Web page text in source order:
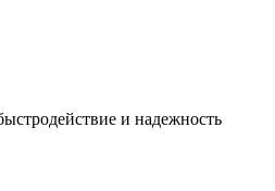
и надежность